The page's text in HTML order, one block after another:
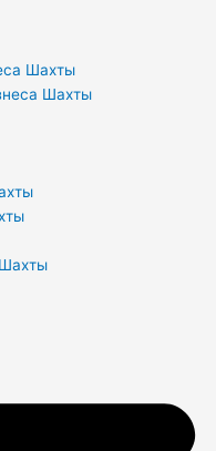
Шахты
Шахты